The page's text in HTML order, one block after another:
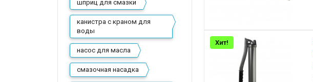
шприц для смазки
канистра с краном для
воды
насос для масла
смазочная насадка
Хит!